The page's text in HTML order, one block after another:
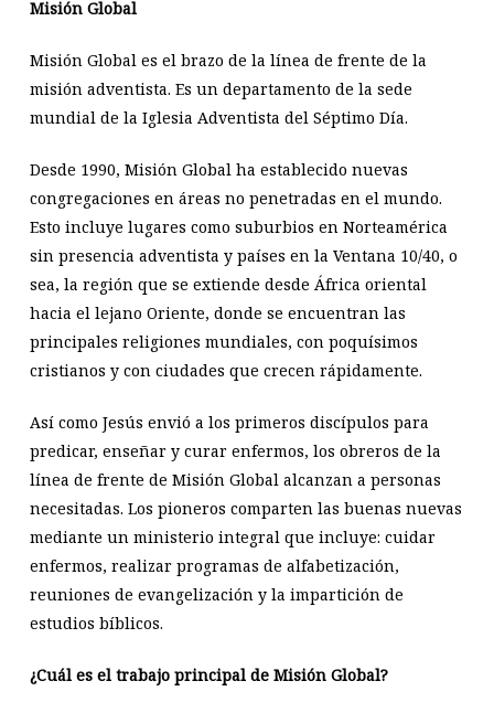
Misión Global
Misión Global es el brazo de la línea de frente de la
misión adventista. Es un departamento de la sede
mundial de la Iglesia Adventista del Séptimo Día.
Desde 1990, Misión Global ha establecido nuevas
congregaciones en áreas no penetradas en el mundo.
Esto incluye lugares como suburbios en Norteamérica
sin presencia adventista y países en la Ventana 10/40, o
sea, la región que se extiende desde África oriental
hacia el lejano Oriente, donde se encuentran las
principales religiones mundiales, con poquísimos
cristianos y con ciudades que crecen rápidamente.
Así como Jesús envió a los primeros discípulos para
predicar, enseñar y curar enfermos, los obreros de la
línea de frente de Misión Global alcanzan a personas
necesitadas. Los pioneros comparten las buenas nuevas
mediante un ministerio integral que incluye: cuidar
enfermos, realizar programas de alfabetización,
reuniones de evangelización y la impartición de
estudios bíblicos.
¿Cuál es el trabajo principal de Misión Global?